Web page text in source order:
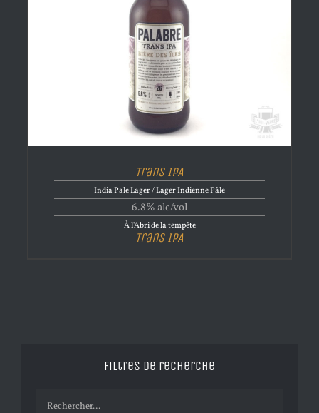
Trans IPA
India Pale Lager / Lager Indienne Pâle
6.8% alc/vol
À l'Abri de la tempête
Trans IPA
Filtres de recherche